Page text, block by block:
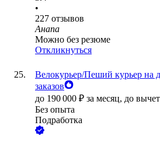
•
227 отзывов
Анапа
Можно без резюме
Откликнуться
Велокурьер/Пеший курьер на
заказов
до 190 000 ₽ за месяц, до
Без опыта
Подработка